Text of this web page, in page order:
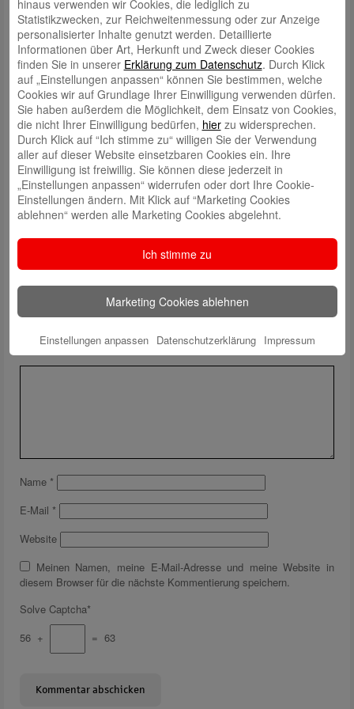
erfreuten sowohl unsere Mitarbeitenden als auch die anwesenden
Kund:innen mit Liedern und Gedichten, bevor sie den traditionellen
Segen über unser Haus sprachen.
Christian Brenk, Leiter der Filialdirektion Am Altenhof, sowie Nicole
Stich, Teamleiterin Kundenberatung, und Frank Seibert, Leiter
Komfortkundenberatung und Kundenservice, hießen die Sternsinger
herzlich willkommen und überreichten eine Spende für die karitative
Aktion.
Damit die Kinder gestärkt zu ihrem nächsten Ziel aufbrechen konnten,
luden wir sie in unserer Kundenhalle zu Säften und Brezeln ein. Als
kleines Dankeschön für ihren Einsatz erhielten sie außerdem ein
Präsent.
ihnen weiterhin viel Erfolg bei ihrem Engagement für eine bessere
Zukunft.
Schreibe einen Kommentar
sind mit*markiert
Name *
E-Mail *
Website
Meinen Namen, meine E-Mail-Adresse und meine Website in
diesem Browser für die nächste Kommentierung speichern.
Solve Captcha*
56 +
= 63
hinaus verwenden wir Cookies, die lediglich zu
Statistikzwecken, zur Reichweitenmessung oder zur Anzeige
personalisierter Inhalte genutzt werden. Detaillierte
Informationen über Art, Herkunft und Zweck dieser Cookies
finden Sie in unserer Erklärung zum Datenschutz. Durch Klick
auf „Einstellungen anpassen“ können Sie bestimmen, welche
Cookies wir auf Grundlage Ihrer Einwilligung verwenden dürfen.
Sie haben außerdem die Möglichkeit, dem Einsatz von Cookies,
die nicht Ihrer Einwilligung bedürfen, hierzu widersprechen.
Durch Klick auf “Ich stimme zu“ willigen Sie der Verwendung
aller auf dieser Website einsetzbaren Cookies ein. Ihre
Einwilligung ist freiwillig. Sie können diese jederzeit in
„Einstellungen anpassen“ widerrufen oder dort Ihre Cookie-
Einstellungen ändern. Mit Klick auf “Marketing Cookies
ablehnen“ werden alle Marketing Cookies abgelehnt.
Ich stimme zu
Marketing Cookies ablehnen
Einstellungen anpassen Datenschutzerklärung Impressum